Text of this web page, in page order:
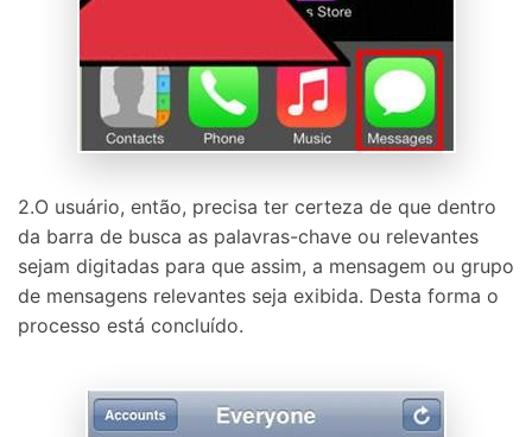
2.O usuário, então, precisa ter certeza de que dentro
da barra de busca as palavras-chave ou relevantes
sejam digitadas para que assim, a mensagem ou grupo
de mensagens relevantes seja exibida. Desta forma o
processo está concluído.